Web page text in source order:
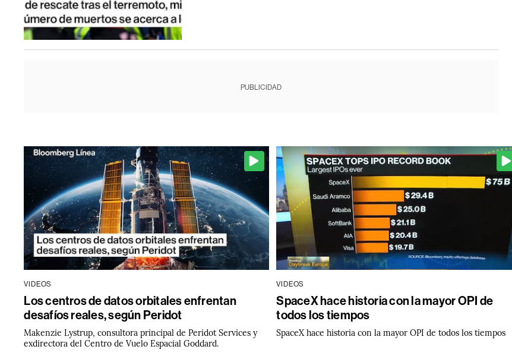
PUBLICIDAD
VIDEOS
Los centros de datos orbitales enfrentan
desafíos reales, según Peridot
Makenzie Lystrup, consultora principal de Peridot Services y
exdirectora del Centro de Vuelo Espacial Goddard.
VIDEOS
SpaceX hace historia con la mayor OPI de
todos los tiempos
SpaceX hace historia con la mayor OPI de todos los tiempos